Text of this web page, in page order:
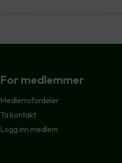
For medlemmer
Medlemsfordeler
Ta kontakt
Logg inn medlem